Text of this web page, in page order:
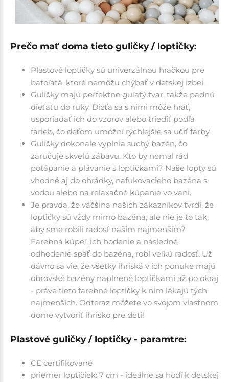
Prečo mať doma tieto guličky / loptičky:
Plastové loptičky sú univerzálnou hračkou pre
batoľatá, ktoré nemôžu chýbať v detskej izbei.
Guličky majú perfektne guľatý tvar, takže padnú
dieťaťu do ruky. Dieťa sa s nimi môže hrať,
usporiadať ich do vzorov alebo triediť podľa
farieb, čo deťom umožní rýchlejšie sa učiť farby.
Guličky dokonale vyplnia suchý bazén, čo
zaručuje skvelú zábavu. Kto by nemal rád
potápanie a plávanie s loptičkami? Naše lopty sú
vhodné aj do ohrádky, nafukovacieho bazéna s
vodou alebo na relaxačné kúpanie vo vani.
Je pravda, že väčšina našich zákazníkov tvrdí, že
loptičky sú vždy mimo bazéna, ale nie je to tak,
aby sme robili radosť našim najmenším?
Farebná kúpeľ, ich hodenie a následné
odhodenie späť do bazéna, robí veľkú radosť. Už
dávno sa vie, že všetky ihriská v ich ponuke majú
obrovské bazény naplnené loptičkami až po okraj
- práve tieto farebné loptičky k nim lákajú tých
najmenších. Odteraz môžete vo svojom vlastnom
dome vytvoriť ihrisko pre deti!
Plastové guličky / loptičky - paramtre:
CE certifikované
priemer loptičiek: 7 cm - ideálne sa hodí k detskej